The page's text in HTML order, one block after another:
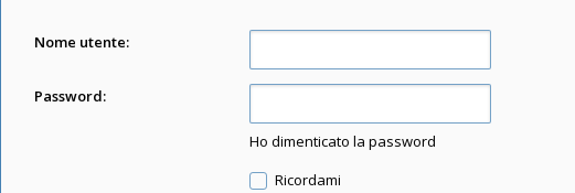
Nome utente:
Password:
Ho dimenticato la password
Ricordami